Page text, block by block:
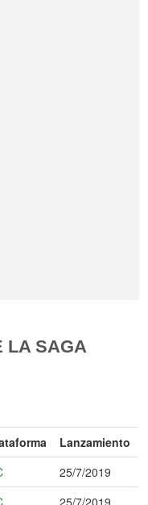
LA SAGA
Lanzamiento
25/7/2019
25/7/2019